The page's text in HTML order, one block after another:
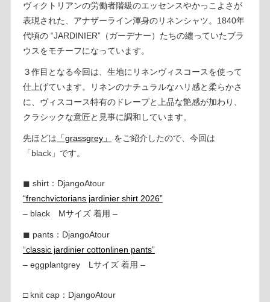
ヴィクトリアンの労働者階級のエッセンスやかっこよさが
表現された、アナザーライン渾身のリネンシャツ。1840年
代頃の “JARDINIER”（ガーデナー）たちの纏っていたブラ
ウスをモチーフになっています。
３作目となる今回は、生地にリネンヴィスコースを使って
仕上げています。リネンのナチュラルなハリ感と柔らかさ
に、ヴィスコース特有のドレープと上品な艶感が加わり、
クラシックな意匠と見事に調和しています。
先ほどは 「grassgrey」
をご紹介したので、今回は
「black」です。
◼︎ shirt：DjangoAtour
“frenchvictorians jardinier shirt 2026”
– black Mサイズ 着用 –
◼︎ pants：DjangoAtour
“classic jardinier cottonlinen pants”
– eggplantgrey Lサイズ 着用 –
□ knit cap：DjangoAtour